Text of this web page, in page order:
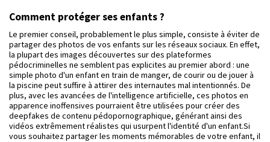
Comment protéger ses enfants ?
Le premier conseil, probablement le plus simple, consiste à éviter de
partager des photos de vos enfants sur les réseaux sociaux. En effet,
la plupart des images découvertes sur des plateformes
pédocriminelles ne semblent pas explicites au premier abord : une
simple photo d'un enfant en train de manger, de courir ou de jouer à
la piscine peut suffire à attirer des internautes mal intentionnés. De
plus, avec les avancées de l'intelligence artificielle, ces photos en
apparence inoffensives pourraient être utilisées pour créer des
deepfakes de contenu pédopornographique, générant ainsi des
vidéos extrêmement réalistes qui usurpent l'identité d'un enfant.Si
vous souhaitez partager les moments mémorables de votre enfant, il